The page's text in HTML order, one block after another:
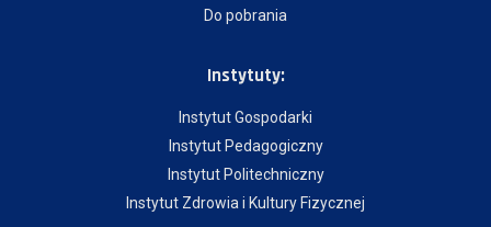
Do pobrania
Instytuty:
Instytut Gospodarki
Instytut Pedagogiczny
Instytut Politechniczny
Instytut Zdrowia i Kultury Fizycznej